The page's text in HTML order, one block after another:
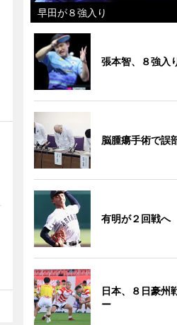
早田が８強入り
張本智、８強入
脳腫瘍手術で誤
有明が２回戦
日本、８日豪
ー